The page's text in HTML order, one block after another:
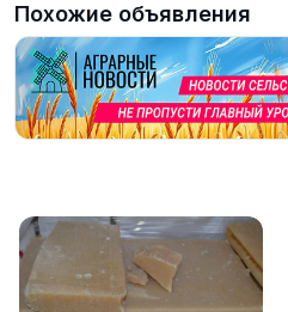
Похожие объявления